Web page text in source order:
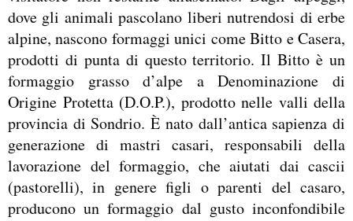
dove gli animali pascolano liberi nutrendosi di erbe
alpine, nascono formaggi unici come Bitto e Casera,
prodotti di punta di questo territorio. Il Bitto è un
formaggio grasso d’alpe a Denominazione di
Origine Protetta (D.O.P.), prodotto nelle valli della
provincia di Sondrio. È nato dall’antica sapienza di
generazione di mastri casari, responsabili della
lavorazione del formaggio, che aiutati dai cascii
(pastorelli), in genere figli o parenti del casaro,
producono un formaggio dal gusto inconfondibile